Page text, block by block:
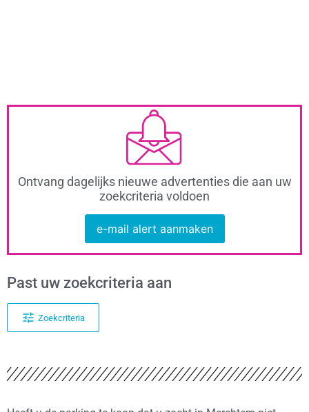
Ontvang dagelijks nieuwe advertenties die aan uw
zoekcriteria voldoen
e-mail alert aanmaken
Past uw zoekcriteria aan
Zoekcriteria